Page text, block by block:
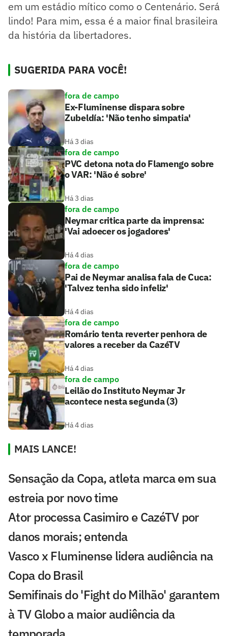
em um estádio mítico como o Centenário. Será
lindo! Para mim, essa é a maior final brasileira
da história da libertadores.
SUGERIDA PARA VOCÊ!
fora de campo
Ex-Fluminense dispara sobre
Zubeldía: 'Não tenho simpatia'
Há 3 dias
fora de campo
PVC detona nota do Flamengo sobre
o VAR: 'Não é sobre'
Há 3 dias
fora de campo
Neymar critica parte da imprensa:
'Vai adoecer os jogadores'
Há 4 dias
fora de campo
Pai de Neymar analisa fala de Cuca:
'Talvez tenha sido infeliz'
Há 4 dias
fora de campo
Romário tenta reverter penhora de
valores a receber da CazéTV
Há 4 dias
fora de campo
Leilão do Instituto Neymar Jr
acontece nesta segunda (3)
Há 4 dias
MAIS LANCE!
Sensação da Copa, atleta marca em sua
estreia por novo time
Ator processa Casimiro e CazéTV por
danos morais; entenda
Vasco x Fluminense lidera audiência na
Copa do Brasil
Semifinais do 'Fight do Milhão' garantem
à TV Globo a maior audiência da